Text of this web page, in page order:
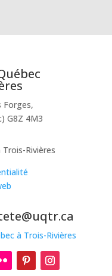
Forges,
G8Z 4M3
Rivières
à Trois-Rivières